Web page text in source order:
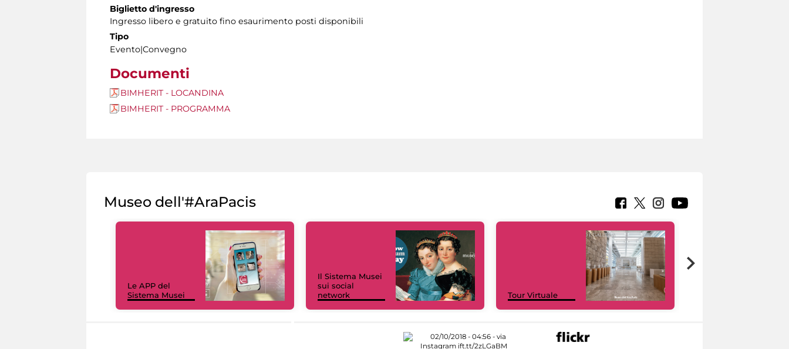
Biglietto d'ingresso
Ingresso libero e gratuito fino esaurimento posti disponibili
Tipo
Evento|Convegno
Documenti
BIMHERIT - LOCANDINA
BIMHERIT - PROGRAMMA
Museo dell'#AraPacis
Le APP del
Sistema Musei
Il Sistema Musei
sui social
network
Tour Virtuale